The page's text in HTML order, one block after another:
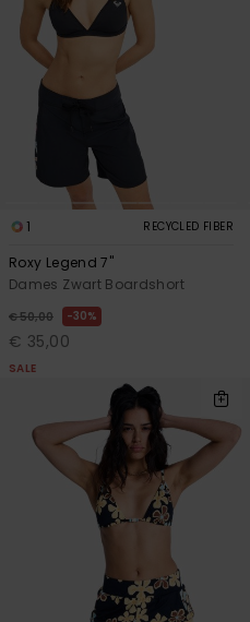
1 RECYCLED FIBER
Roxy Legend 7"
Dames Zwart Boardshort
€ 50,00 30%
€ 35,00
SALE